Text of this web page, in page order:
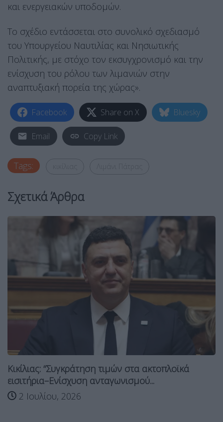
και ενεργειακών υποδομών.
Το σχέδιο εντάσσεται στο συνολικό σχεδιασμό
του Υπουργείου Ναυτιλίας και Νησιωτικής
Πολιτικής, με στόχο τον εκσυγχρονισμό και την
ενίσχυση του ρόλου των λιμανιών στην
αναπτυξιακή πορεία της χώρας».
Facebook Share on X Bluesky
Email Copy Link
Tags:
Σχετικά Άρθρα
Κικίλιας: “Συγκράτηση τιμών στα ακτοπλοϊκά
εισιτήρια–Ενίσχυση ανταγωνισμού...
2 Ιουλίου, 2026